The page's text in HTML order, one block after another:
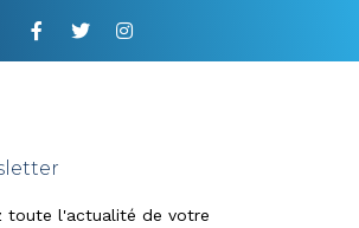
toute l'actualité de votre